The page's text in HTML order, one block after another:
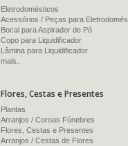
Eletrodomésticos
Acessórios / Peças para
Bocal para Aspirador de Pó
Copo para Liquidificador
Lâmina para Liquidificador
mais..
Flores, Cestas e Presentes
Plantas
Arranjos / Coroas Fúnebres
Flores, Cestas e Presentes
Arranjos / Cestas de Flores